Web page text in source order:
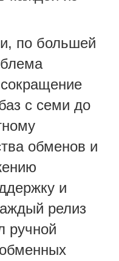
по большей
с семи до
обменов и
и
релиз
ручной